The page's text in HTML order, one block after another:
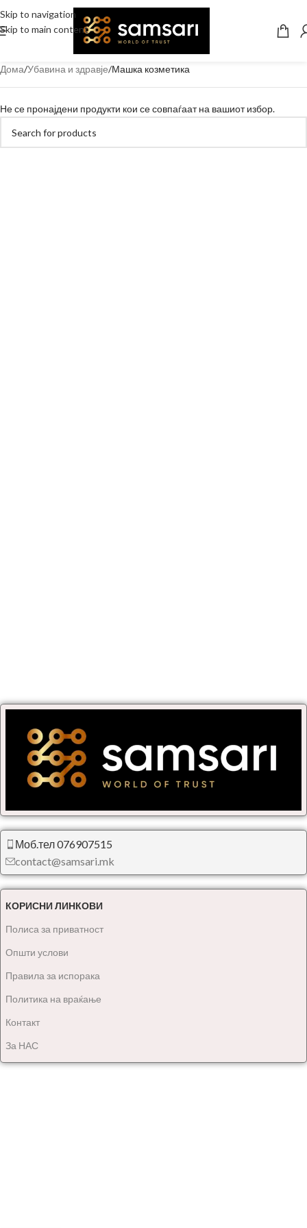
Skip to navigation
Skip to main content
Дома Убавина и здравје Машка козметика
Не се пронајдени продукти кои се совпаѓаат на вашиот избор.
Моб.тел 076907515
contact@samsari.mk
КОРИСНИ ЛИНКОВИ
Полиса за приватност
Општи услови
Правила за испорака
Политика на враќање
Контакт
За НАС